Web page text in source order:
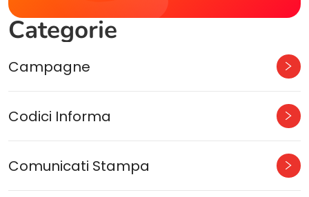
Categorie
Campagne
Codici Informa
Comunicati Stampa